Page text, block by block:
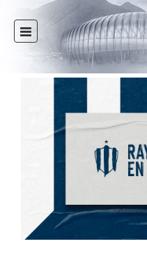
INICIO
NOTICIAS
MULTIMEDIA
RESPONSABILIDAD SOCIAL
TAQUILLA